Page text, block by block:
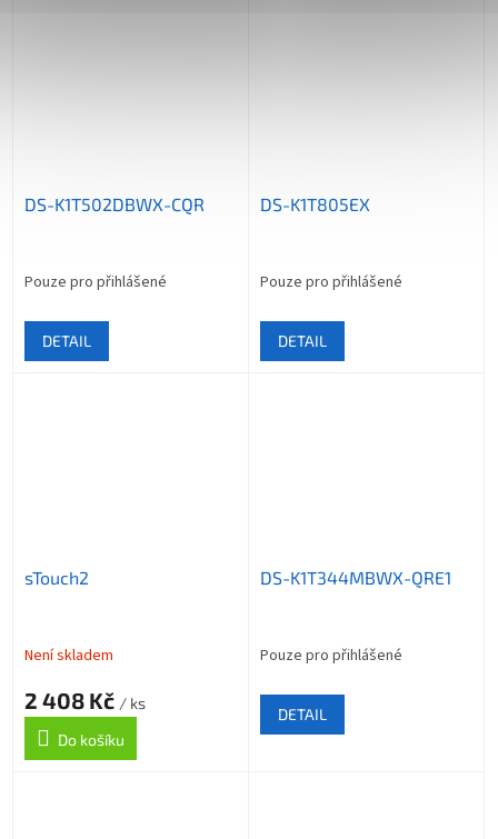
DS-K1T502DBWX-CQR
Pouze pro přihlášené
DETAIL
DS-K1T805EX
Pouze pro přihlášené
DETAIL
sTouch2
Není skladem
2 408 Kč / ks
Do košíku
DS-K1T344MBWX-QRE1
Pouze pro přihlášené
DETAIL